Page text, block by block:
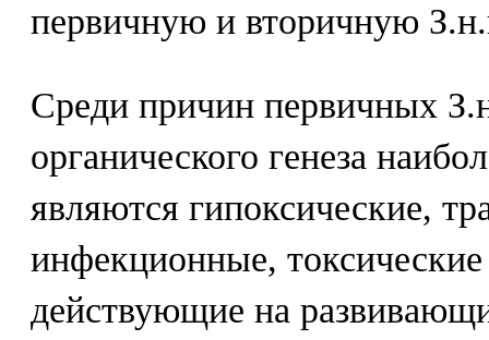
первичную и вторичную
Среди причин первичных
органического генеза
являются гипоксические,
инфекционные,
действующие на